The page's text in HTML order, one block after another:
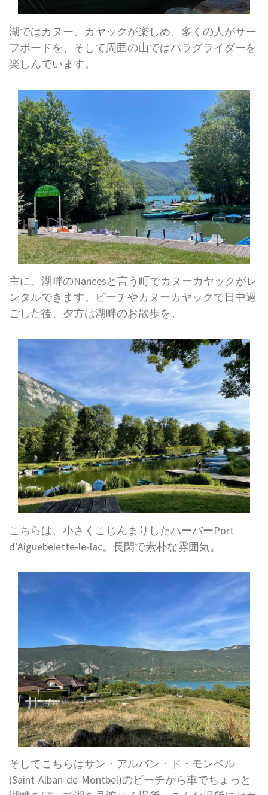
湖ではカヌー、カヤックが楽しめ、多くの人がサー
フボードを、そして周囲の山ではパラグライダーを
楽しんでいます。
主に、湖畔のNancesと言う町でカヌーカヤックがレ
ンタルできます。ビーチやカヌーカヤックで日中過
ごした後、夕方は湖畔のお散歩を。
こちらは、小さくこじんまりしたハーバーPort
d’Aiguebelette-le-lac。長閑で素朴な雰囲気。
そしてこちらはサン・アルバン・ド・モンベル
(Saint-Alban-de-Montbel)のビーチから車でちょっと